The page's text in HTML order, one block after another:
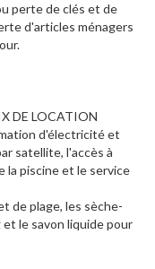
perte de clés et de
d'articles ménagers
DE LOCATION
d'électricité et
satellite, l'accès à
piscine et le service
de plage, les sèche-
le savon liquide pour